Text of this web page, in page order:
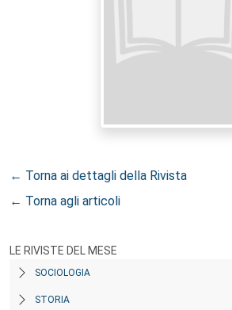
← Torna ai dettagli della Rivista
← Torna agli articoli
LE RIVISTE DEL MESE
SOCIOLOGIA
STORIA